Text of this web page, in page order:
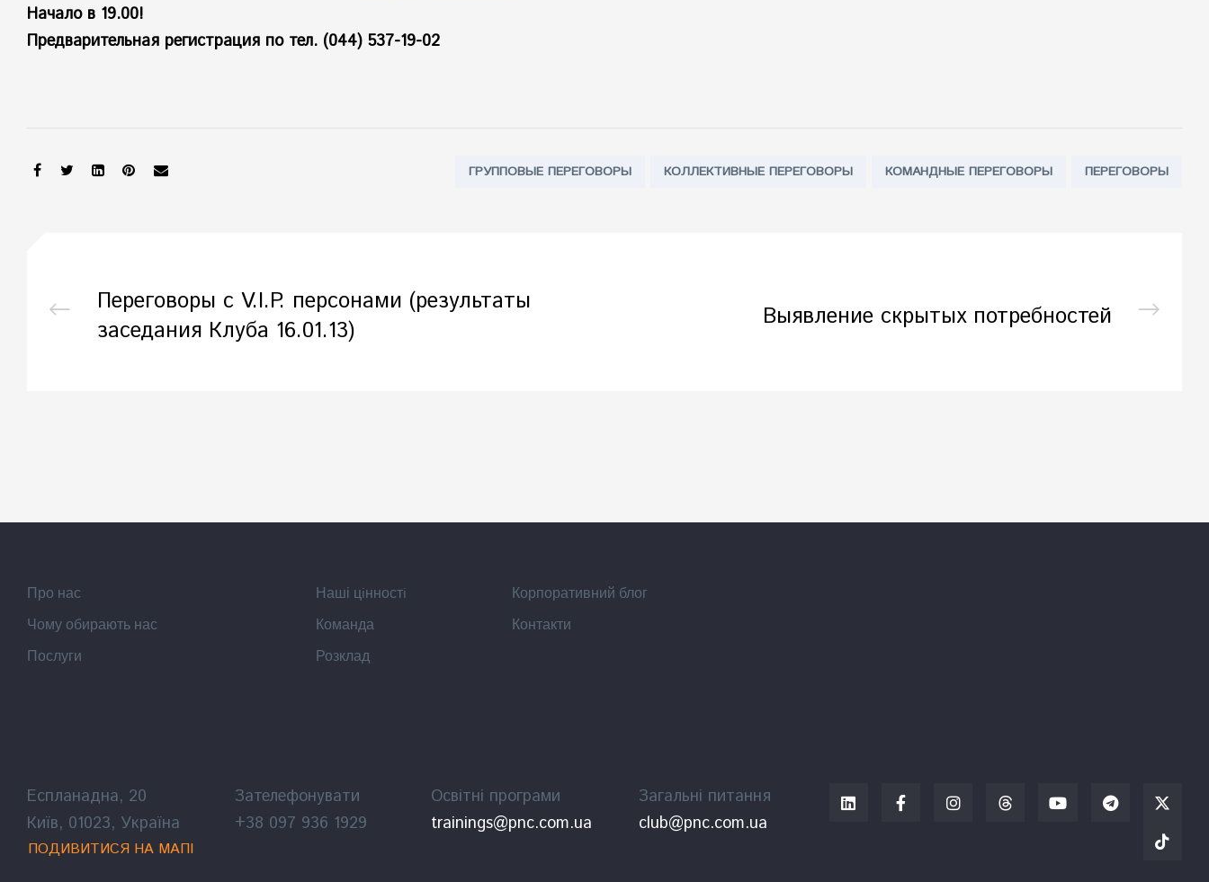
Начало в 19.00!
Предварительная регистрация по тел. (044) 537-19-02
SHARE: Tags:
ГРУППОВЫЕ ПЕРЕГОВОРЫ КОЛЛЕКТИВНЫЕ ПЕРЕГОВОРЫ КОМАНДНЫЕ ПЕРЕГОВОРЫ ПЕРЕГОВОРЫ
Переговоры с V.I.P. персонами (результаты
заседания Клуба 16.01.13)
Выявление скрытых потребностей
Про нас
Чому обирають нас
Послуги
Наші цiнностi
Команда
Розклад
Корпоративний блог
Контакти
Еспланадна, 20
Київ, 01023, Україна
ПОДИВИТИСЯ НА МАПІ
Зателефонувати
+38 097 936 1929
Освітні програми
trainings@pnc.com.ua
Загальні питання
club@pnc.com.ua